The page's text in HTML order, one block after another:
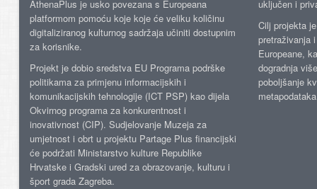
AthenaPlus je usko povezana s Europeana
platformom pomoću koje koje će veliku količinu
digitaliziranog kulturnog sadržaja učiniti dostupnim
za korisnike.
Projekt je dobio sredstva EU Programa podrške
politikama za primjenu informacijskih i
komunikacijskih tehnologije (ICT PSP) kao dijela
Okvirnog programa za konkurentnost i
inovativnost (CIP). Sudjelovanje Muzeja za
umjetnost i obrt u projektu Partage Plus financijski
će podržati Ministarstvo kulture Republike
Hrvatske i Gradski ured za obrazovanje, kulturu i
šport grada Zagreba.
uključen i
Cilj projekta
pretraživanja
Europeane,
dogradnja
poboljšanje